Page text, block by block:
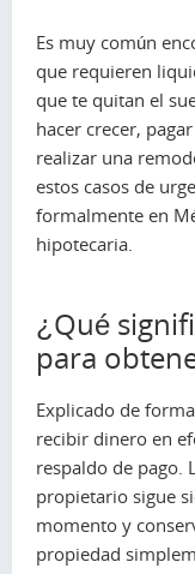
Es muy común
que requieren
que te quitan el
hacer crecer,
realizar una
estos casos de
formalmente en
hipotecaria.
¿Qué
para
Explicado de
recibir dinero en
respaldo de pago.
propietario sigue
momento y
propiedad